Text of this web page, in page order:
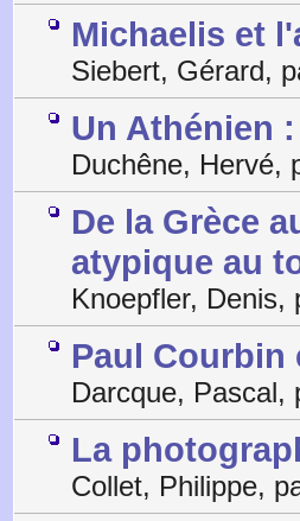
Michaelis et
Siebert, Gérard,
Un Athénien
Duchêne, Hervé,
De la Grèce
atypique au
Knoepfler, Denis,
Paul Courbin
Darcque, Pascal,
La
Collet, Philippe,